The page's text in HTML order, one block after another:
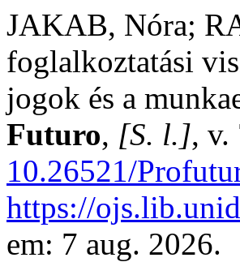
JAKAB, Nóra;
foglalkoztatási
jogok és a
Futuro, [S. l.], v.
10.26521/
https://
em: 7 aug. 2026.